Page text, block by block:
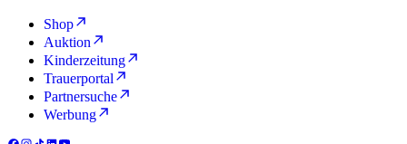
Shop
Auktion
Kinderzeitung
Trauerportal
Partnersuche
Werbung